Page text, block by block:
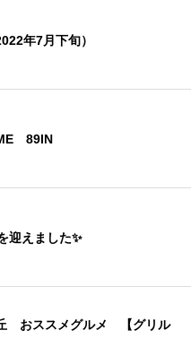
年7月下旬）
89IN
迎えました✨
おススメグルメ 【グリル